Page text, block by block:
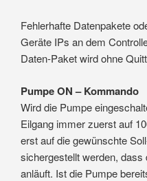
Fehlerhafte Datenpakete
Geräte IPs an dem
Daten-Paket wird ohne
Pumpe ON – Kommando
Wird die Pumpe
Eilgang immer zuerst auf
erst auf die gewünschte
sichergestellt werden,
anläuft. Ist die Pumpe